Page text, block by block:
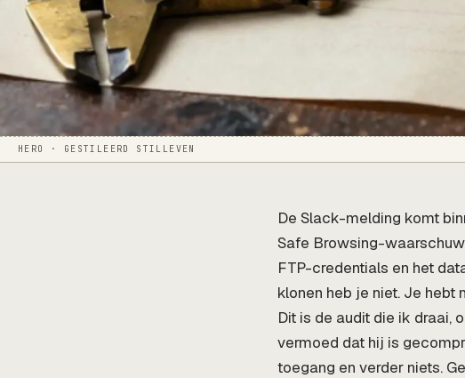
HERO · GESTILEERD STILLEVEN
De Slack-melding komt
Safe Browsing-
FTP-credentials en het
klonen heb je niet. Je
Dit is de audit die ik draai,
vermoed dat hij is
toegang en verder niets.